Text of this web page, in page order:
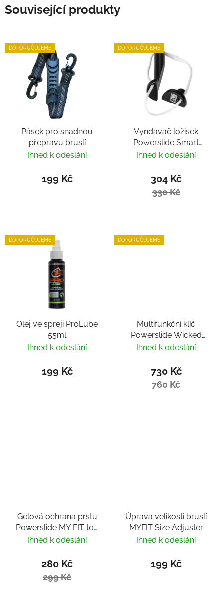
Související produkty
DOPORUČUJEME
Pásek pro snadnou
přepravu bruslí
Ihned k odeslání
199 Kč
DOPORUČUJEME
Vyndavač ložisek
Powerslide Smart
Bearing Remover by
Ihned k odeslání
304 Kč
330 Kč
DOPORUČUJEME
Olej ve spreji ProLube
55ml
Ihned k odeslání
199 Kč
DOPORUČUJEME
Multifunkční klíč
Powerslide Wicked
Hardcore Tool
Ihned k odeslání
730 Kč
760 Kč
Gelová ochrana prstů
Powerslide MY FIT toe
cover
Ihned k odeslání
280 Kč
299 Kč
Úprava velikosti bruslí
MYFIT Size Adjuster
Ihned k odeslání
199 Kč